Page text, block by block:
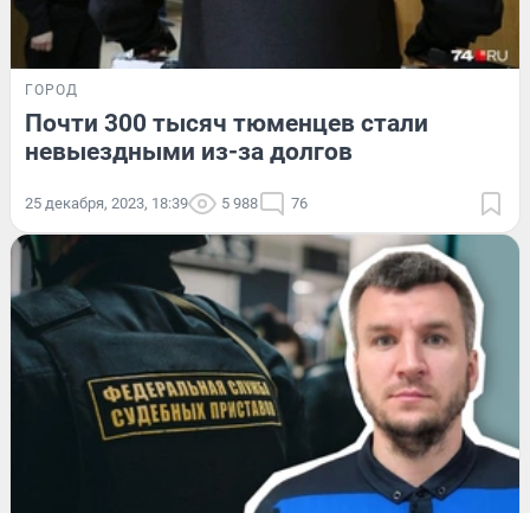
ГОРОД
Почти 300 тысяч тюменцев стали
невыездными из-за долгов
25 декабря, 2023, 18:39 5 988 76